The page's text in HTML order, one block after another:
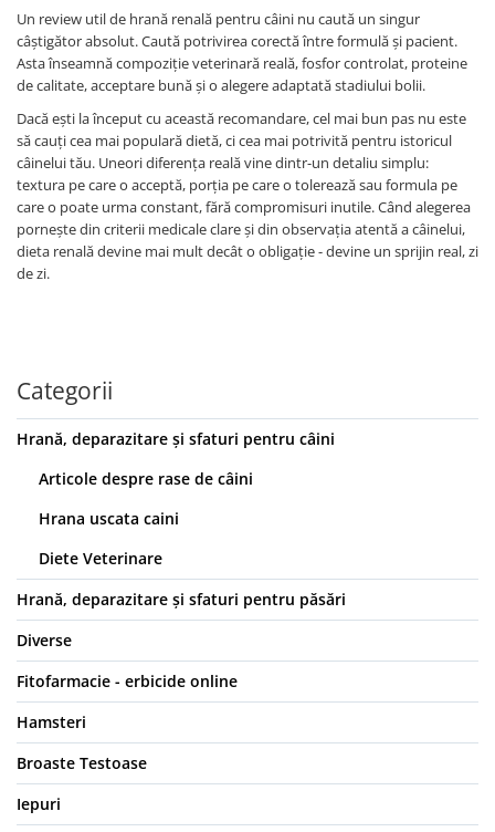
Un review util de hrană renală pentru câini nu caută un singur
câștigător absolut. Caută potrivirea corectă între formulă și pacient.
Asta înseamnă compoziție veterinară reală, fosfor controlat, proteine
de calitate, acceptare bună și o alegere adaptată stadiului bolii.
Dacă ești la început cu această recomandare, cel mai bun pas nu este
să cauți cea mai populară dietă, ci cea mai potrivită pentru istoricul
câinelui tău. Uneori diferența reală vine dintr-un detaliu simplu:
textura pe care o acceptă, porția pe care o tolerează sau formula pe
care o poate urma constant, fără compromisuri inutile. Când alegerea
pornește din criterii medicale clare și din observația atentă a câinelui,
dieta renală devine mai mult decât o obligație - devine un sprijin real, zi
de zi.
Categorii
Hrană, deparazitare și sfaturi pentru câini
Articole despre rase de câini
Hrana uscata caini
Diete Veterinare
Hrană, deparazitare și sfaturi pentru păsări
Diverse
Fitofarmacie - erbicide online
Hamsteri
Broaste Testoase
Iepuri